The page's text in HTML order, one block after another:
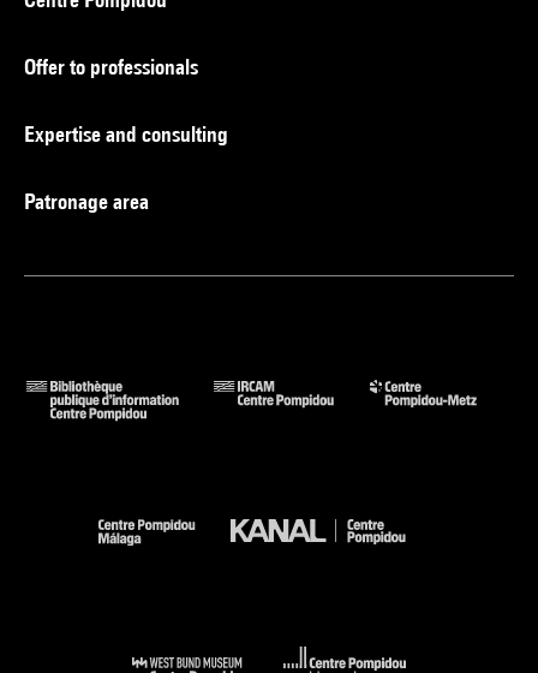
Offer to professionals
Expertise and consulting
Patronage area